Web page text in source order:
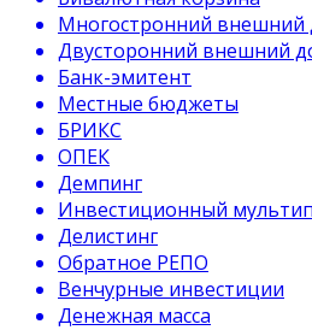
Многостронний внешний
Двусторонний внешний
Банк-эмитент
Местные бюджеты
БРИКС
ОПЕК
Демпинг
Инвестиционный
Делистинг
Обратное РЕПО
Венчурные инвестиции
Денежная масса